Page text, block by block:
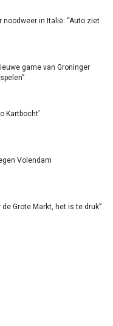
in Italië: “Auto ziet
game van Groninger
Kartbocht’
Volendam
Grote Markt, het is te druk”